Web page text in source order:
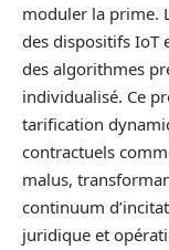
moduler la prime.
des dispositifs IoT
des algorithmes
individualisé. Ce
tarification
contractuels
malus,
continuum
juridique et